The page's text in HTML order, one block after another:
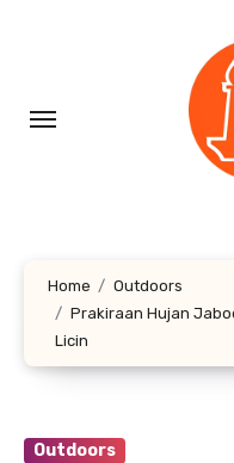
Home
Outdoors
Prakiraan Hujan
Licin
Outdoors